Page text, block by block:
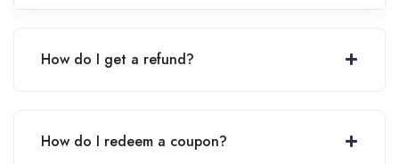
How do I get a refund?
How do I redeem a coupon?